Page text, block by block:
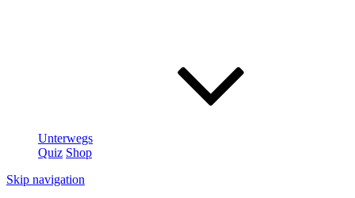
Unterwegs
Quiz Shop
Skip navigation